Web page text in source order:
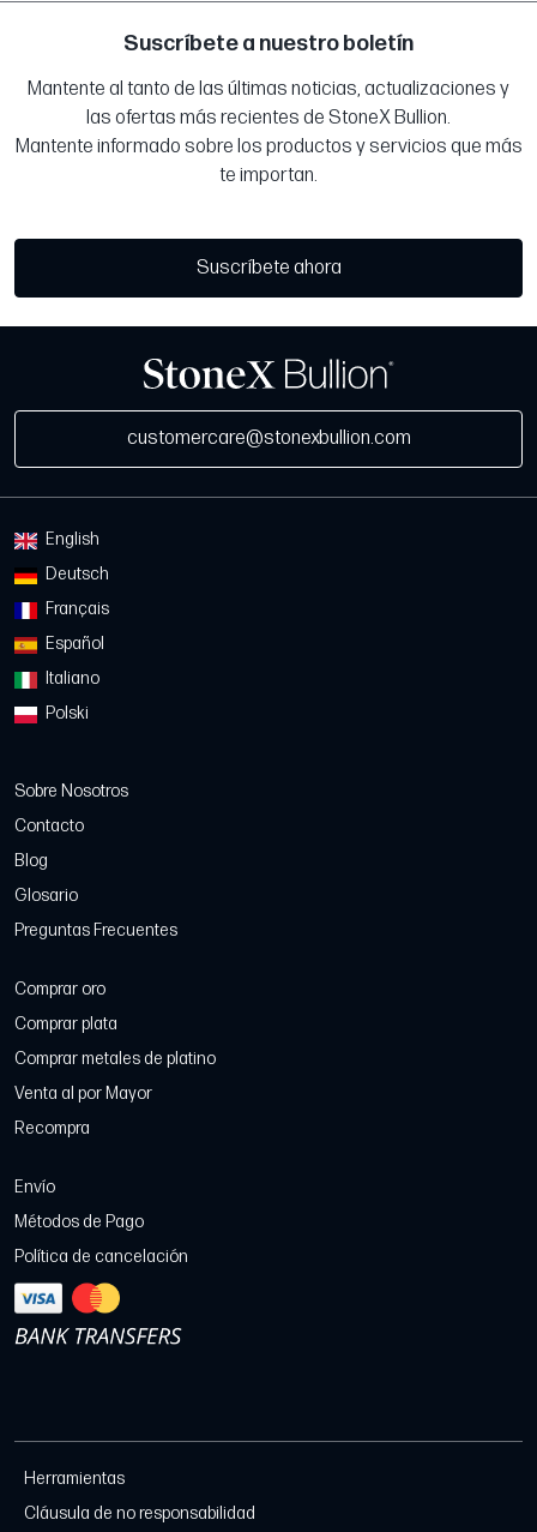
Suscríbete a nuestro boletín
Mantente al tanto de las últimas noticias, actualizaciones y
las ofertas más recientes de StoneX Bullion.
Mantente informado sobre los productos y servicios que más
te importan.
Suscríbete ahora
customercare@stonexbullion.com
English
Deutsch
Français
Español
Italiano
Polski
Sobre Nosotros
Contacto
Blog
Glosario
Preguntas Frecuentes
Comprar oro
Comprar plata
Comprar metales de platino
Venta al por Mayor
Recompra
Envío
Métodos de Pago
Política de cancelación
Herramientas
Cláusula de no responsabilidad